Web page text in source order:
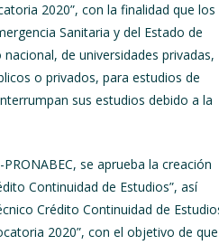
2020”, con la finalidad que los
Sanitaria y del Estado de
de universidades privadas,
o privados, para estudios de
sus estudios debido a la
se aprueba la creación
Continuidad de Estudios”, así
Crédito Continuidad de
2020”, con el objetivo de que